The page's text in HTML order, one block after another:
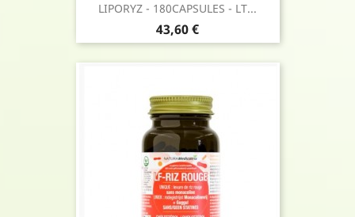
LIPORYZ - 180CAPSULES - LT...
Prix
43,60 €